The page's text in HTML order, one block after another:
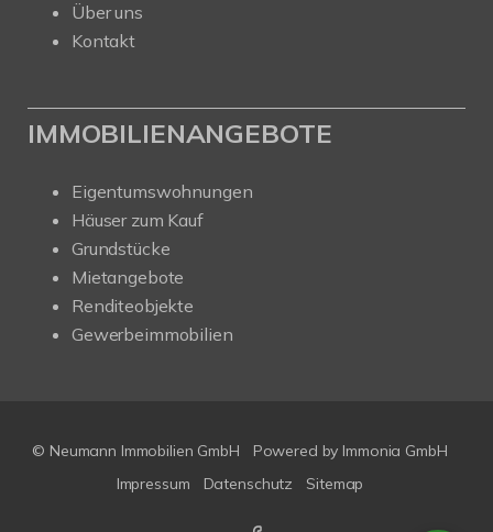
Über uns
Kontakt
IMMOBILIENANGEBOTE
Eigentumswohnungen
Häuser zum Kauf
Grundstücke
Mietangebote
Renditeobjekte
Gewerbeimmobilien
© Neumann Immobilien GmbH Powered by Immonia GmbH
Impressum
Datenschutz Sitemap